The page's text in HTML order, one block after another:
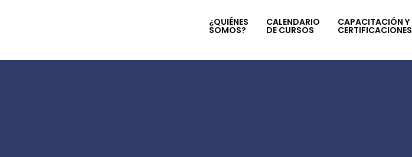
¿QUIÉNES
SOMOS?
CALENDARIO
DE CURSOS
CAPACITACIÓN Y
CERTIFICACIONES